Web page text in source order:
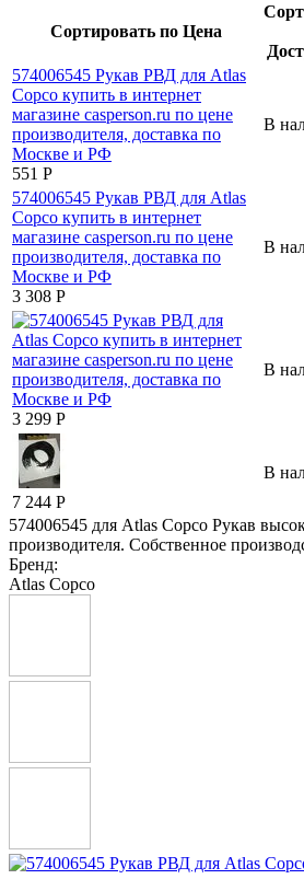
Сортировать по Цена
‍551‍ Р
В
3 308 Р
В
3 299 Р
В
7 244 Р
В
574006545 для Atlas Copco Рукав
производителя. Собственное
Бренд:
Atlas Copco